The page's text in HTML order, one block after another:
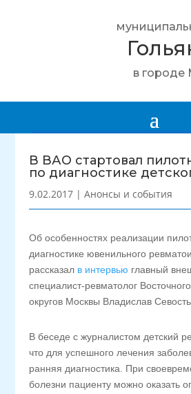
в городе
В ВАО стартовал
по диагностике
9.02.2017 |Анонсы и события
Об особенностях реализации
диагностике ювенильного
рассказал в интервью главный
специалист-ревматолог
округов Москвы Владислав
В беседе с журналистом детский
что для успешного лечения
ранняя диагностика. При
болезни пациенту можно оказать